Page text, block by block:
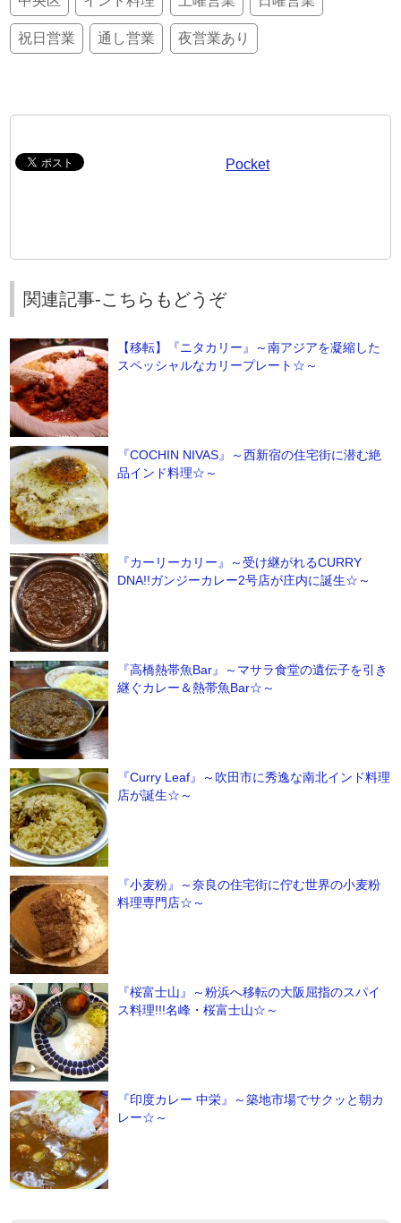
祝日営業 通し営業 夜営業あり
Pocket
関連記事-こちらもどうぞ
【移転】『ニタカリー』～南アジアを凝縮した
スペッシャルなカリープレート☆～
『COCHIN NIVAS』～西新宿の住宅街に潜む絶
品インド料理☆～
『カーリーカリー』～受け継がれるCURRY
DNA!!ガンジーカレー2号店が庄内に誕生☆～
『高橋熱帯魚Bar』～マサラ食堂の遺伝子を引き
継ぐカレー＆熱帯魚Bar☆～
『Curry Leaf』～吹田市に秀逸な南北インド料理
店が誕生☆～
『小麦粉』～奈良の住宅街に佇む世界の小麦粉
料理専門店☆～
『桜富士山』～粉浜へ移転の大阪屈指のスパイ
ス料理!!!名峰・桜富士山☆～
『印度カレー 中栄』～築地市場でサクッと朝カ
レー☆～